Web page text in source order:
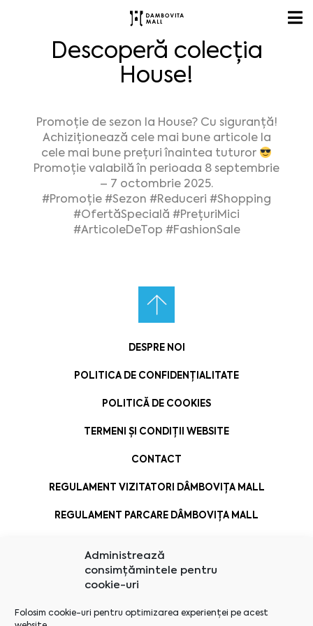
Administrează
consimțămintele pentru
cookie-uri
Folosim cookie-uri pentru optimizarea experienței pe acest
Descoperă colecția
House!
Promoție de sezon la House? Cu siguranță!
Achiziționează cele mai bune articole la
cele mai bune prețuri înaintea tuturor
Promoție valabilă în perioada 8 septembrie
– 7 octombrie 2025.
#Promoție#Sezon #Reduceri #Shopping
#OfertăSpecială #PrețuriMici
#ArticoleDeTop #FashionSale
DESPRE NOI
POLITICA DE CONFIDENȚIALITATE
POLITICĂ DE COOKIES
TERMENI ȘI CONDIȚII WEBSITE
CONTACT
REGULAMENT VIZITATORI DÂMBOVIȚA MALL
REGULAMENT PARCARE DÂMBOVIȚA MALL